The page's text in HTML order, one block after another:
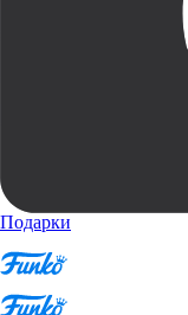
Подарки